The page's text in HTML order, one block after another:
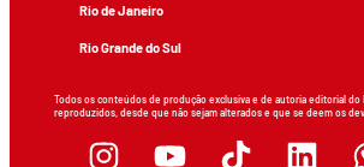
Rio de Janeiro
Rio Grande do Sul
Todos os conteúdos de produção exclusiva e de autoria editorial do
reproduzidos, desde que não sejam alterados e que se deem os